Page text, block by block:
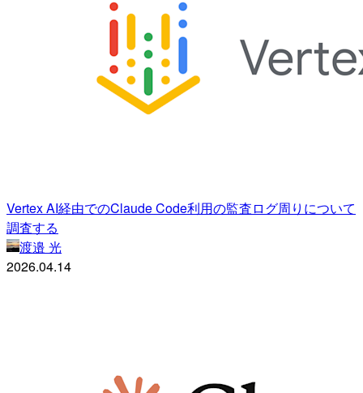
Vertex AI経由でのClaude Code利用の監査ログ周りについて
調査する
渡邉 光
2026.04.14